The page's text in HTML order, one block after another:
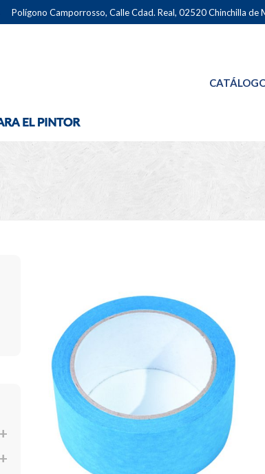
Polígono Camporrosso, Calle Cdad. Real, 02520 Chinchilla de